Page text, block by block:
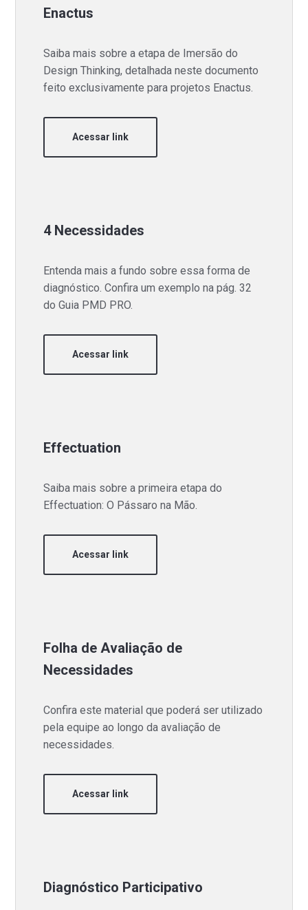
Enactus
Saiba mais sobre a etapa de Imersão do
Design Thinking, detalhada neste documento
feito exclusivamente para projetos Enactus.
Acessar link
4 Necessidades
Entenda mais a fundo sobre essa forma de
diagnóstico. Confira um exemplo na pág. 32
do Guia PMD PRO.
Acessar link
Effectuation
Saiba mais sobre a primeira etapa do
Effectuation: O Pássaro na Mão.
Acessar link
Folha de Avaliação de
Necessidades
Confira este material que poderá ser utilizado
pela equipe ao longo da avaliação de
necessidades.
Acessar link
Diagnóstico Participativo